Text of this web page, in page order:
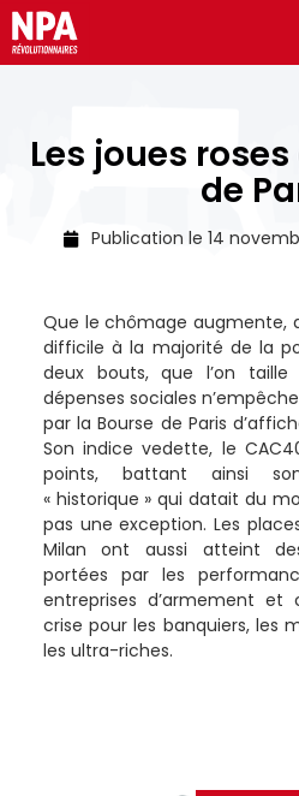
Les joues
de
Publication le14
Que le chômage augmente,
difficile à la majorité de la
deux bouts, que l’on
dépenses sociales
par la Bourse de Paris
Son indice vedette, le
points, battant ainsi
« historique » qui datait du
pas une exception. Les
Milan ont aussi atteint
portées par les
entreprises d’armement et
crise pour les banquiers, les
les ultra-riches.